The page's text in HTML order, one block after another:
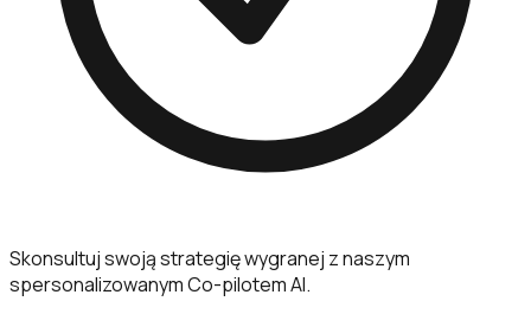
Skonsultuj swoją strategię wygranej z naszym
spersonalizowanym Co-pilotem AI.